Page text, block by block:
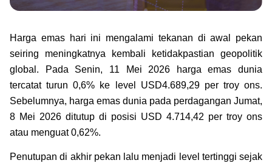
Golden Generation
Profile
Tata Kelola
English
Harga emas hari ini mengalami tekanan di awal pekan
seiring meningkatnya kembali ketidakpastian geopolitik
global. Pada Senin, 11 Mei 2026 harga emas dunia
tercatat turun 0,6% ke level USD4.689,29 per troy ons.
Sebelumnya, harga emas dunia pada perdagangan Jumat,
8 Mei 2026 ditutup di posisi USD 4.714,42 per troy ons
atau menguat 0,62%.
Penutupan di akhir pekan lalu menjadi level tertinggi sejak